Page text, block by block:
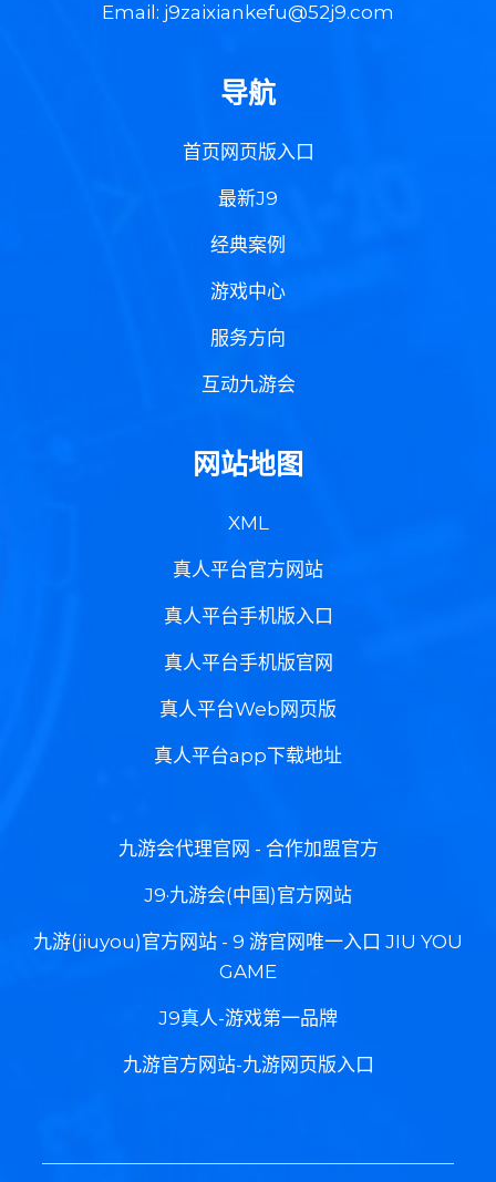
Email: j9zaixiankefu@52j9.com
导航
首页网页版入口
最新J9
经典案例
游戏中心
服务方向
互动九游会
网站地图
XML
真人平台官方网站
真人平台手机版入口
真人平台手机版官网
真人平台Web网页版
真人平台app下载地址
九游会代理官网 - 合作加盟官方
J9·九游会(中国)官方网站
九游(jiuyou)官方网站 - 9 游官网唯一入口 JIU YOU
GAME
J9真人-游戏第一品牌
九游官方网站-九游网页版入口